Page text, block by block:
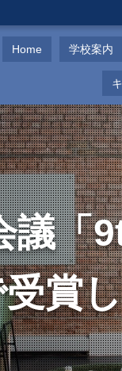
Home 学校案内
議「
賞